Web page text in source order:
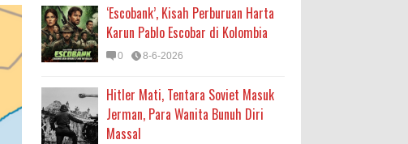
‘Escobank’, Kisah Perburuan Harta
Karun Pablo Escobar di Kolombia
0 8-6-2026
Hitler Mati, Tentara Soviet Masuk
Jerman, Para Wanita Bunuh Diri
Massal